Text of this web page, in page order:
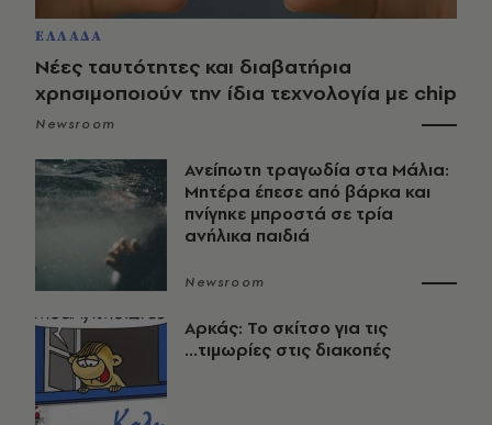
ΕΛΛΑΔΑ
Νέες ταυτότητες και διαβατήρια
χρησιμοποιούν την ίδια τεχνολογία με chip
Newsroom
Ανείπωτη τραγωδία στα Μάλια:
Μητέρα έπεσε από βάρκα και
πνίγηκε μπροστά σε τρία
ανήλικα παιδιά
Newsroom
Αρκάς: Το σκίτσο για τις
...τιμωρίες στις διακοπές